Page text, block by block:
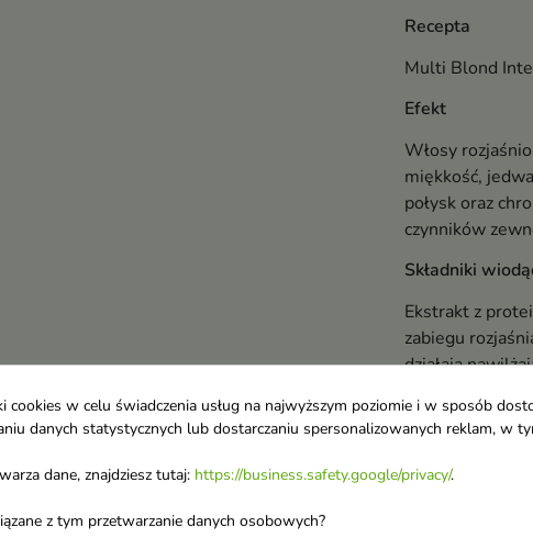
Recepta
Multi Blond
Efekt
Włosy
miękkość,
połysk oraz
czynników
Składniki
Ekstrakt z
zabiegu
działają
przed
blednięciem
Szczegóły
cookies w celu świadczenia usług na najwyższym poziomie i w sposób
danych statystycznych lub dostarczaniu spersonalizowanych reklam, w
dane, znajdziesz tutaj: https://business.safety.google/privacy/.
z tym przetwarzanie danych osobowych?